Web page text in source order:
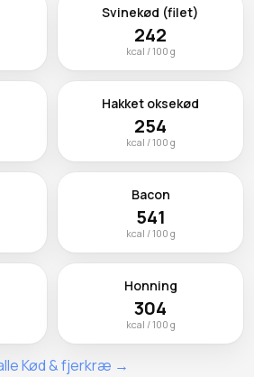
Svinekød (filet)
242
kcal / 100 g
Hakket oksekød
254
kcal / 100 g
Bacon
541
kcal / 100 g
Honning
304
kcal / 100 g
Kød & fjerkræ →